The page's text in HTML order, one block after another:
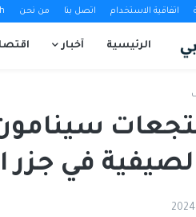
اتفاقية الاستخدام اتصل بنا من نحن
الرئيسية آخبار
في جزر